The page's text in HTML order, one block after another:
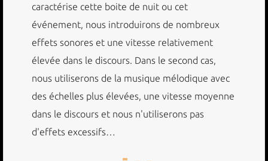
caractérise cette boite de nuit ou cet
événement, nous introduirons de nombreux
effets sonores et une vitesse relativement
élevée dans le discours. Dans le second cas,
nous utiliserons de la musique mélodique avec
des échelles plus élevées, une vitesse moyenne
dans le discours et nous n'utiliserons pas
d'effets excessifs…